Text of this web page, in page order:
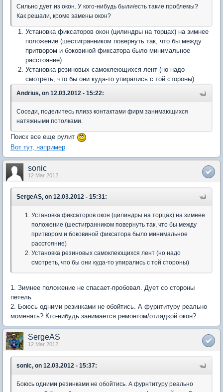
Сильно дует из окон. У кого-нибудь были/есть такие проблемы?
Как решали, кроме замены окон?
Установка фиксаторов окон (цилиндры на торцах) на зимнее
положение (шестигранником повернуть так, что бы между
притвором и боковиной фиксатора было минимальное
расстояние)
Установка резиновых самоклеющихся лент (но надо
смотреть, что бы они куда-то упирались с той стороны)
Andrius, on 12.03.2012 - 15:22:
Соседи, поделитесь плизз контактами фирм занимающихся
натяжными потолками.
Поиск все еще рулит
Вот тут, например
sonic
12 Mar 2012
SergeAS, on 12.03.2012 - 15:31:
Установка фиксаторов окон (цилиндры на торцах) на зимнее
положение (шестигранником повернуть так, что бы между
притвором и боковиной фиксатора было минимальное
расстояние)
Установка резиновых самоклеющихся лент (но надо
смотреть, что бы они куда-то упирались с той стороны)
1. Зимнее положение не спасает-пробовал. Дует со стороны
петель
2. Боюсь одними резинками не обойтись. А фурнтитуру реально
моменять? Кто-нибудь занимается ремонтом/отладкой окон?
SergeAS
12 Mar 2012
sonic, on 12.03.2012 - 15:37:
Боюсь одними резинками не обойтись. А фурнтитуру реально